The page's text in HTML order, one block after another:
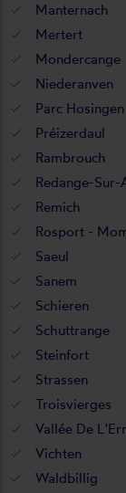
Manternach
Mertert
Mondercange
Niederanven
Parc Hosingen
Préizerdaul
Rambrouch
Redange-
Remich
Rosport -
Saeul
Sanem
Schieren
Schuttrange
Steinfort
Strassen
Troisvierges
Vallée De
Vichten
Waldbillig